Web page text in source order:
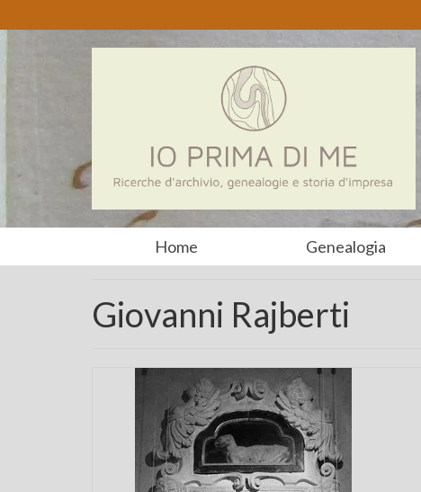
Home Genealogia
Giovanni Rajberti